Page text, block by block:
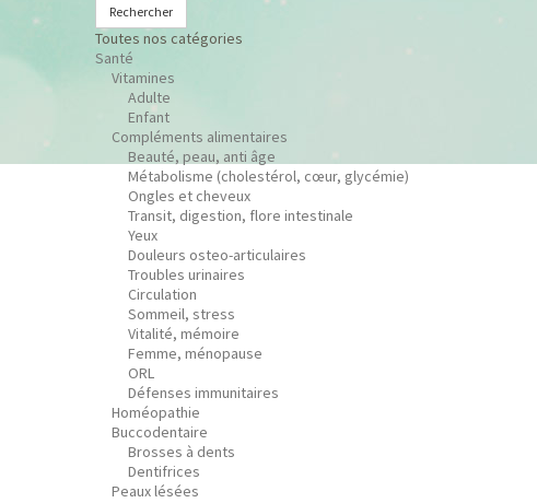
Rechercher
Toutes nos catégories
Santé
Vitamines
Adulte
Enfant
Compléments alimentaires
Beauté, peau, anti âge
Métabolisme (cholestérol, cœur, glycémie)
Ongles et cheveux
Transit, digestion, flore intestinale
Yeux
Douleurs osteo-articulaires
Troubles urinaires
Circulation
Sommeil, stress
Vitalité, mémoire
Femme, ménopause
ORL
Défenses immunitaires
Homéopathie
Buccodentaire
Brosses à dents
Dentifrices
Peaux lésées